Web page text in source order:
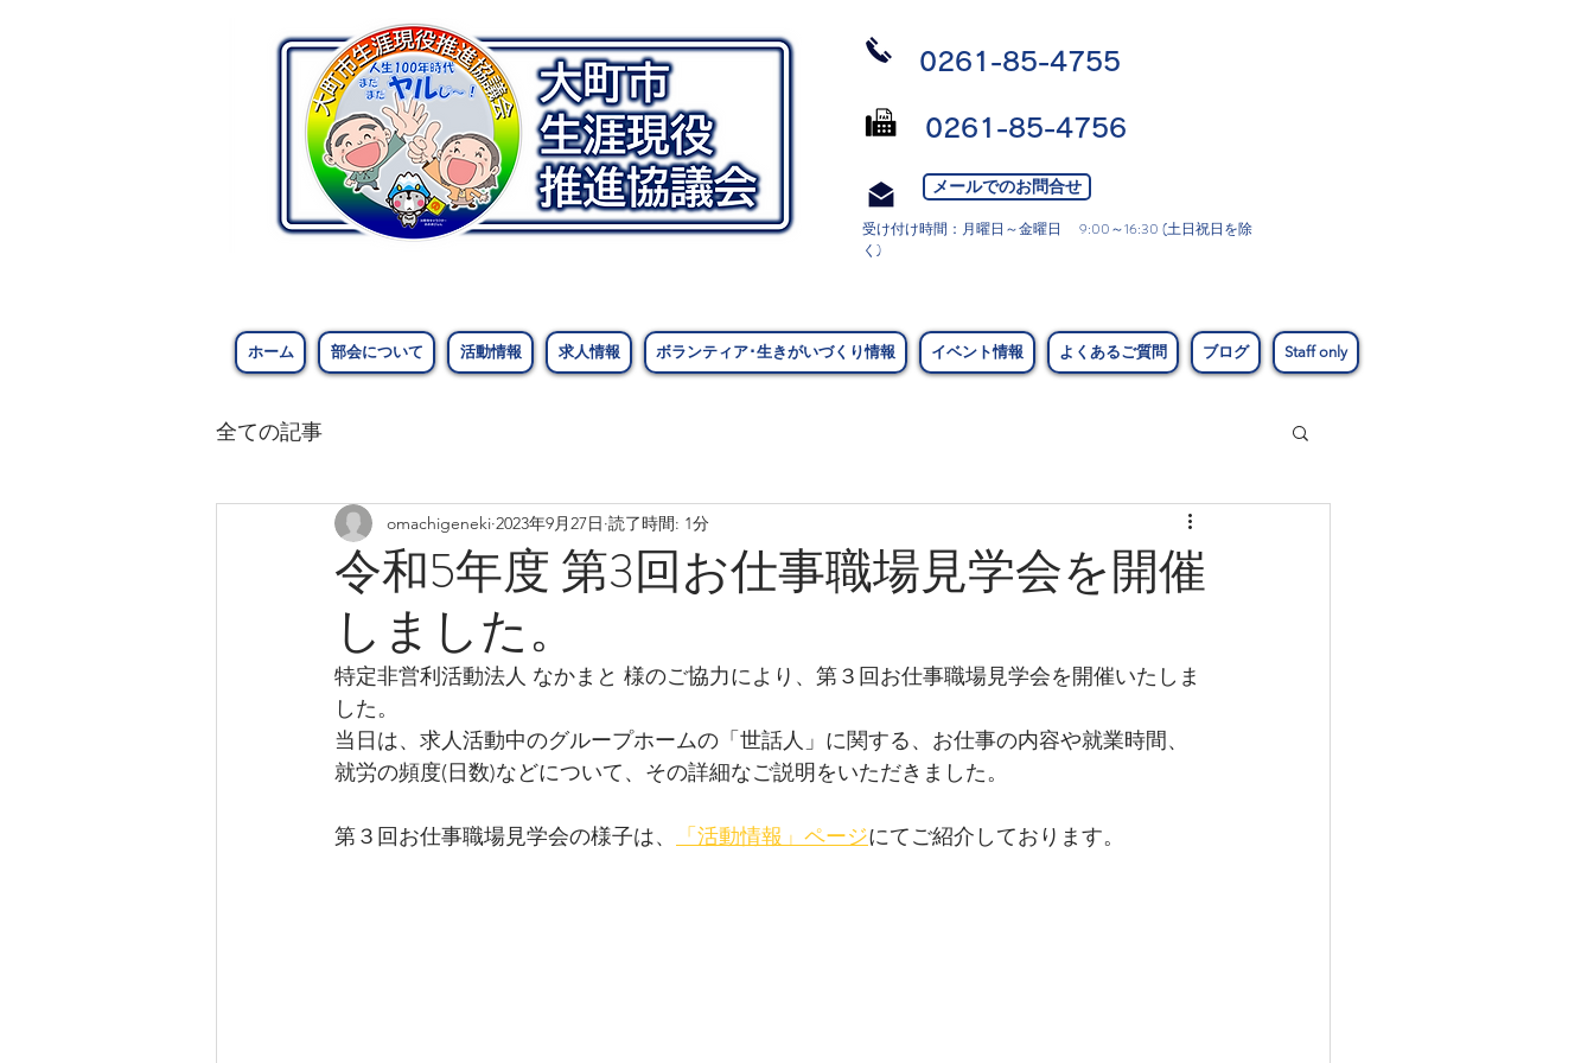
0261-85-4755
0261-85-4756
メールでのお問合せ
受け付け時間：月曜日～金曜日 9:00～16:30 (土日祝日を除
く)
ホーム 部会について 活動情報 求人情報 ボランティア･生きがいづくり情報 イベント情報 よくあるご質問 ブログ Staff only
全ての記事
令和5年度 第3回お仕事職場見学会を開催
しました。
omachigeneki 2023年9月27日 読了時間: 1分
特定非営利活動法人 なかまと 様のご協力により、第３回お仕事職場見学会を開催いたしま
した。
当日は、求人活動中のグループホームの「世話人」に関する、お仕事の内容や就業時間、
就労の頻度(日数)などについて、その詳細なご説明をいただきました。
第３回お仕事職場見学会の様子は、 「活動情報」ページにてご紹介しております。